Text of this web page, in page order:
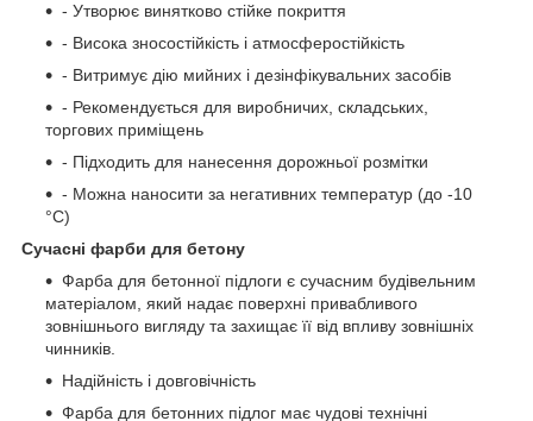
- Утворює винятково стійке покриття
- Висока зносостійкість і атмосферостійкість
- Витримує дію мийних і дезінфікувальних засобів
- Рекомендується для виробничих, складських,
торгових приміщень
- Підходить для нанесення дорожньої розмітки
- Можна наносити за негативних температур (до -10
°C)
Сучасні фарби для бетону
Фарба для бетонної підлоги є сучасним будівельним
матеріалом, який надає поверхні привабливого
зовнішнього вигляду та захищає її від впливу зовнішніх
чинників.
Надійність і довговічність
Фарба для бетонних підлог має чудові технічні